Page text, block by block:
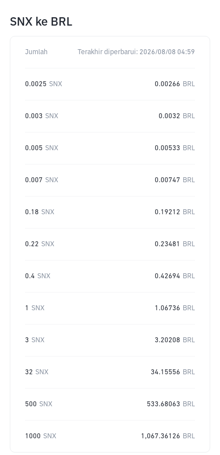
SNX ke BRL
Jumlah Terakhir diperbarui: 2026/08/08 04:59
0.0025 SNX 0.00266 BRL
0.003 SNX 0.0032 BRL
0.005 SNX 0.00533 BRL
0.007 SNX 0.00747 BRL
0.18 SNX 0.19212 BRL
0.22 SNX 0.23481 BRL
0.4 SNX 0.42694 BRL
1 SNX 1.06736 BRL
3 SNX 3.20208 BRL
32 SNX 34.15556 BRL
500 SNX 533.68063 BRL
1000 SNX 1,067.36126 BRL